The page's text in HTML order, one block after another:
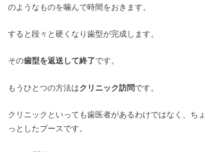
のようなものを噛んで時間をおきます。
すると段々と硬くなり歯型が完成します。
その歯型を返送して終了です。
もうひとつの方法はクリニック訪問です。
クリニックといっても歯医者があるわけではなく、ちょ
っとしたブースです。